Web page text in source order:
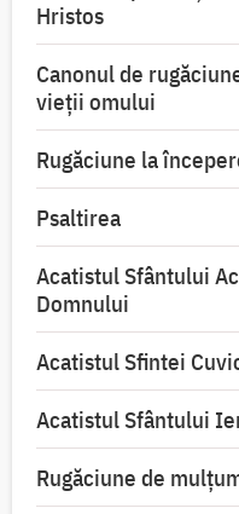
Hristos
Canonul de
vieții omului
Rugăciune la
Psaltirea
Acatistul Sfântului
Domnului
Acatistul Sfintei
Acatistul Sfântului
Rugăciune de